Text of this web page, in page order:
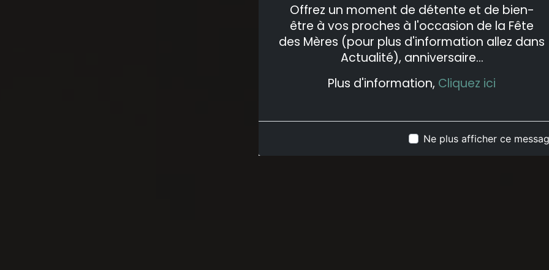
Offrez un moment de détente et de bien-
être à vos proches à l'occasion de la Fête
des Mères (pour plus d'information allez dans
Actualité), anniversaire...
Plus d'information, Cliquez ici
Ne plus afficher ce